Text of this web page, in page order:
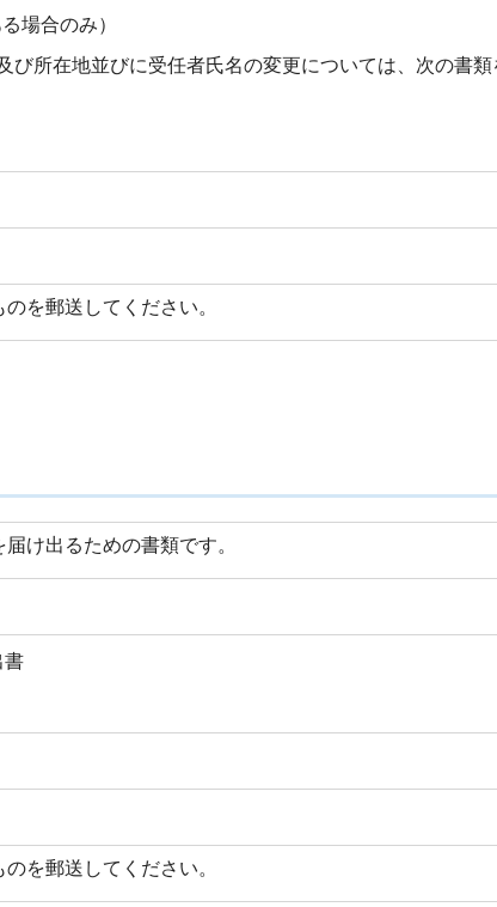
場合のみ）
び所在地並びに受任者氏名の変更については、次の書
を郵送してください。
け出るための書類です。
書
を郵送してください。